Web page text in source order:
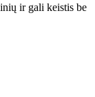
ir gali keistis be